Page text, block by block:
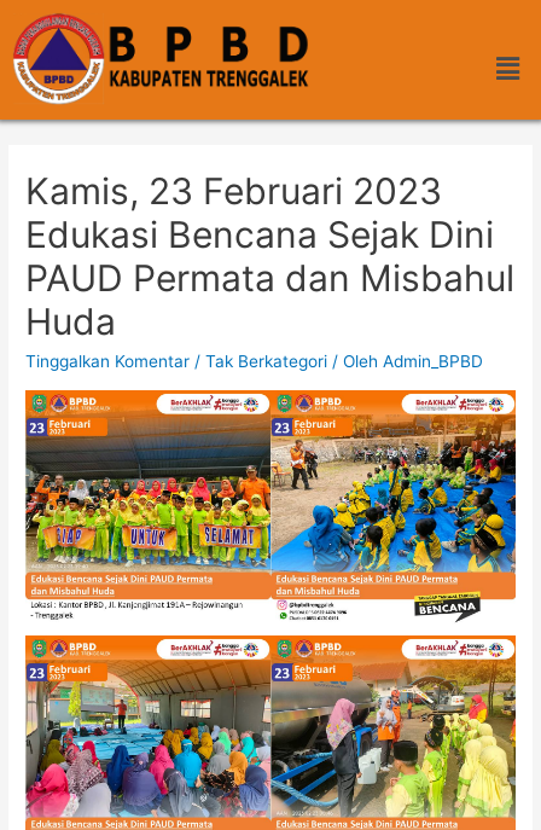
Kamis, 23 Februari 2023
Edukasi Bencana Sejak Dini
PAUD Permata dan Misbahul
Huda
Tinggalkan Komentar /Tak Berkategori / OlehAdmin_BPBD